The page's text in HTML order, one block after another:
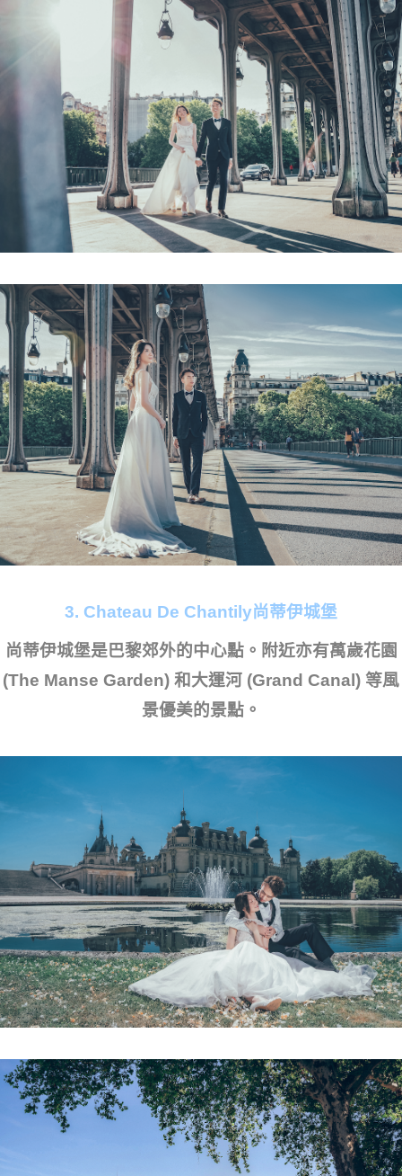
3. Chateau De Chantily尚蒂伊城堡
尚蒂伊城堡是巴黎郊外的中心點。附近亦有萬歲花園
(The Manse Garden) 和大運河 (Grand Canal) 等風
景優美的景點。